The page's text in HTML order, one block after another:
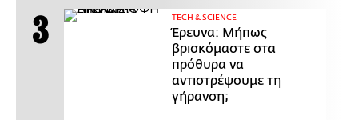
ΤECH & SCIENCE
Έρευνα: Μήπως
βρισκόμαστε στα
πρόθυρα να
αντιστρέψουμε τη
γήρανση;